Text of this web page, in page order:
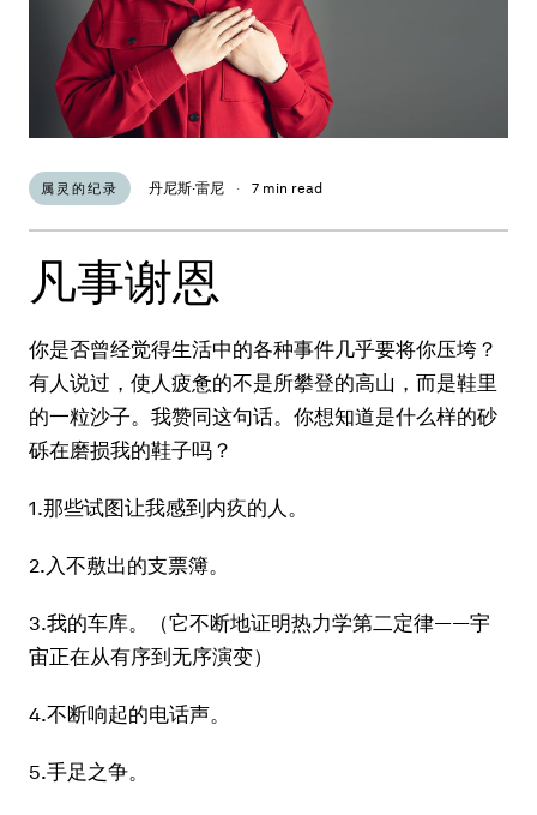
属灵的纪录 丹尼斯·雷尼 · 7 min read
凡事谢恩
你是否曾经觉得生活中的各种事件几乎要将你压垮？
有人说过，使人疲惫的不是所攀登的高山，而是鞋里
的一粒沙子。我赞同这句话。你想知道是什么样的砂
砾在磨损我的鞋子吗？
1.那些试图让我感到内疚的人。
2.入不敷出的支票簿。
3.我的车库。（它不断地证明热力学第二定律——宇
宙正在从有序到无序演变）
4.不断响起的电话声。
5.手足之争。